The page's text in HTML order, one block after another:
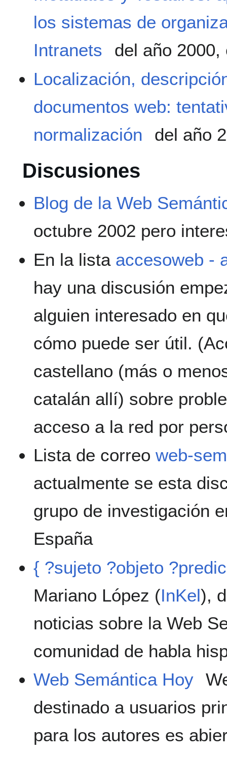
los sistemas de
Intranets
del año
Localización,
documentos web:
normalización
del año
Discusiones
Blog de la Web
octubre 2002 pero
En la lista accesoweb -
hay una discusión
alguien interesado en
cómo puede ser útil.
castellano (más o
catalán allí) sobre
acceso a la red por
Lista de correoweb-
actualmente se esta
grupo de investigación
España
{ ?sujeto ?objeto
Mariano López (InKel),
noticias sobre la Web
comunidad de habla
Web Semántica Hoy
destinado a usuarios
para los autores es